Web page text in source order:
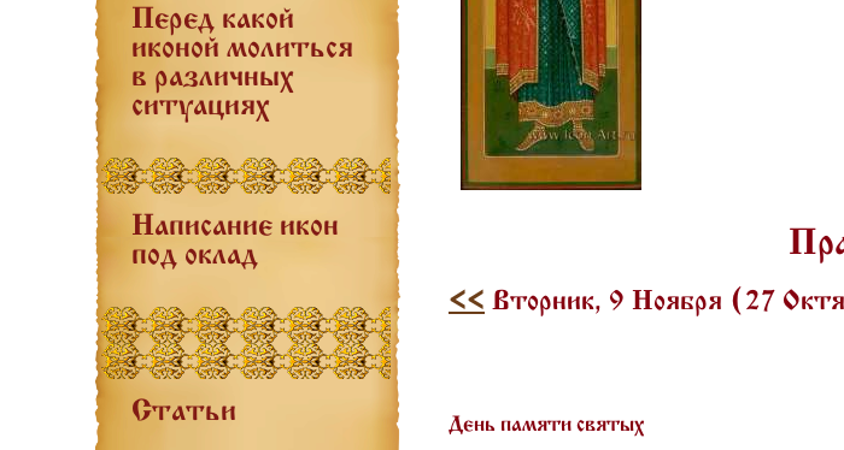
Перед какой
иконой молиться
в различных
ситуациях
Написание икон
под оклад
Статьи
<< Вторник, 9 Ноября (27
День памяти святых